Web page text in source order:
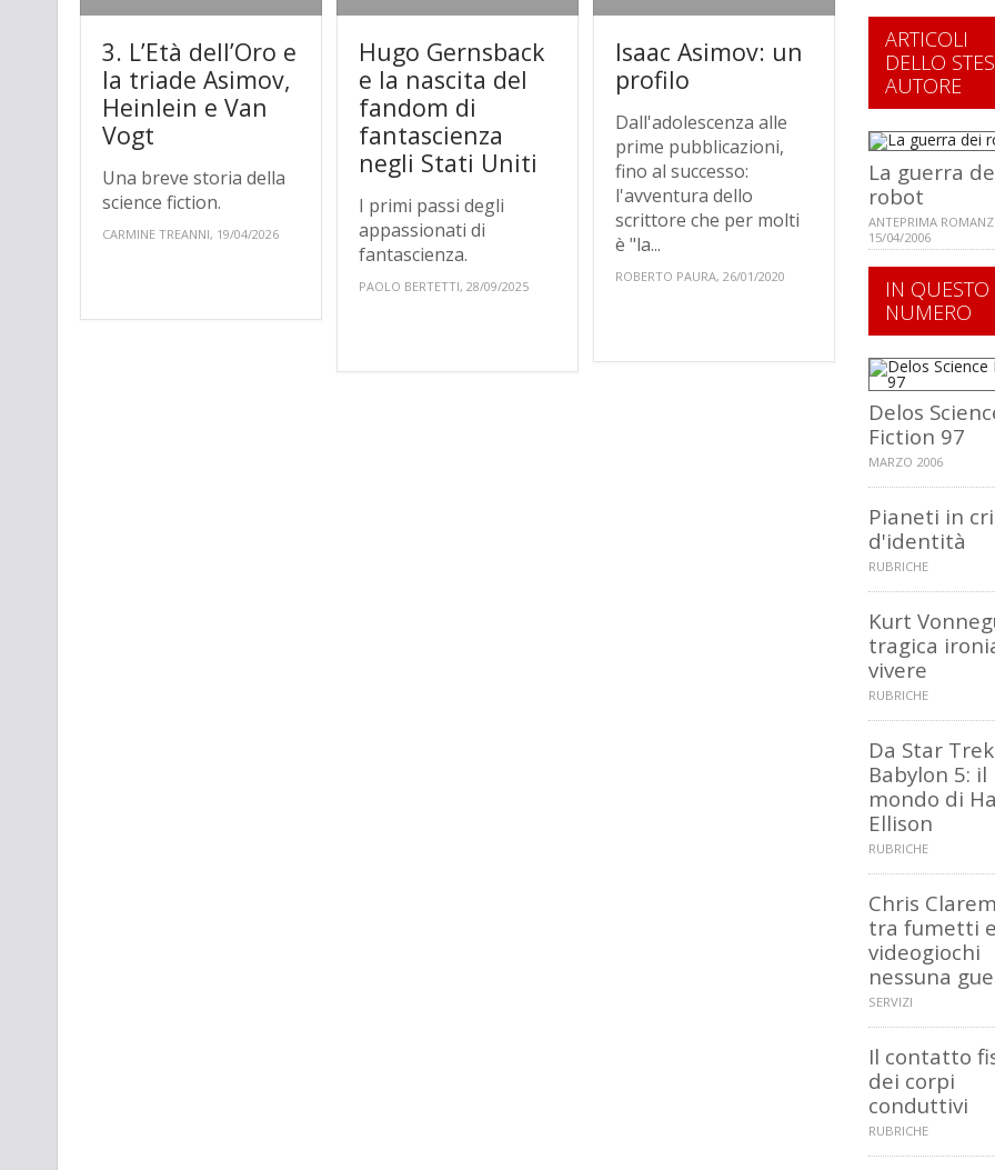
3. L’Età dell’Oro e
la triade Asimov,
Heinlein e Van
Vogt
Una breve storia della
science fiction.
CARMINE TREANNI, 19/04/2026
Hugo Gernsback
e la nascita del
fandom di
fantascienza
negli Stati Uniti
I primi passi degli
appassionati di
fantascienza.
PAOLO BERTETTI, 28/09/2025
Isaac Asimov: un
profilo
Dall'adolescenza alle
prime pubblicazioni,
fino al successo:
l'avventura dello
scrittore che per molti
è "la...
ROBERTO PAURA, 26/01/2020
ARTICOLI
DELLO
AUTORE
La guerra
robot
ANTEPRIMA
15/04/2006
IN QUESTO
NUMERO
Delos
Fiction 97
MARZO 2006
Pianeti in
d'identità
RUBRICHE
Kurt
tragica
vivere
RUBRICHE
Da Star
Babylon 5: il
mondo di
Ellison
RUBRICHE
Chris
tra fumetti e
videogiochi
nessuna
SERVIZI
Il contatto
dei corpi
conduttivi
RUBRICHE